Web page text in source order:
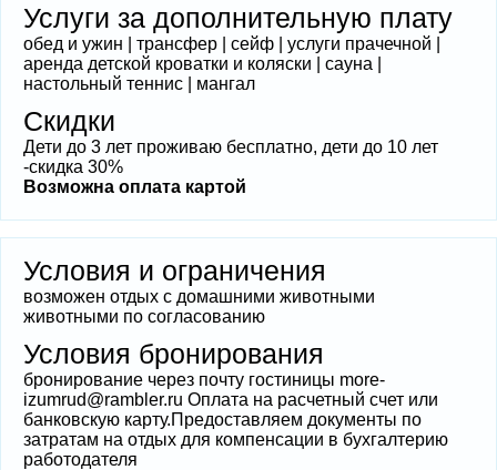
Услуги за дополнительную плату
обед и ужин | трансфер | сейф | услуги прачечной |
аренда детской кроватки и коляски | сауна |
настольный теннис | мангал
Скидки
Дети до 3 лет проживаю бесплатно, дети до 10 лет
-скидка 30%
Возможна оплата картой
Условия и ограничения
возможен отдых с домашними животными
животными по согласованию
Условия бронирования
бронирование через почту гостиницы more-
izumrud@rambler.ru Оплата на расчетный счет или
банковскую карту.Предоставляем документы по
затратам на отдых для компенсации в бухгалтерию
работодателя